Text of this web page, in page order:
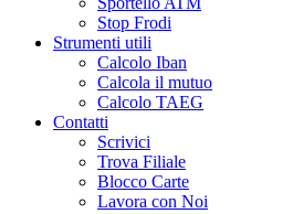
Stop Frodi
Strumenti utili
Calcolo Iban
Calcola il mutuo
Calcolo TAEG
Contatti
Scrivici
Trova Filiale
Blocco Carte
Lavora con Noi